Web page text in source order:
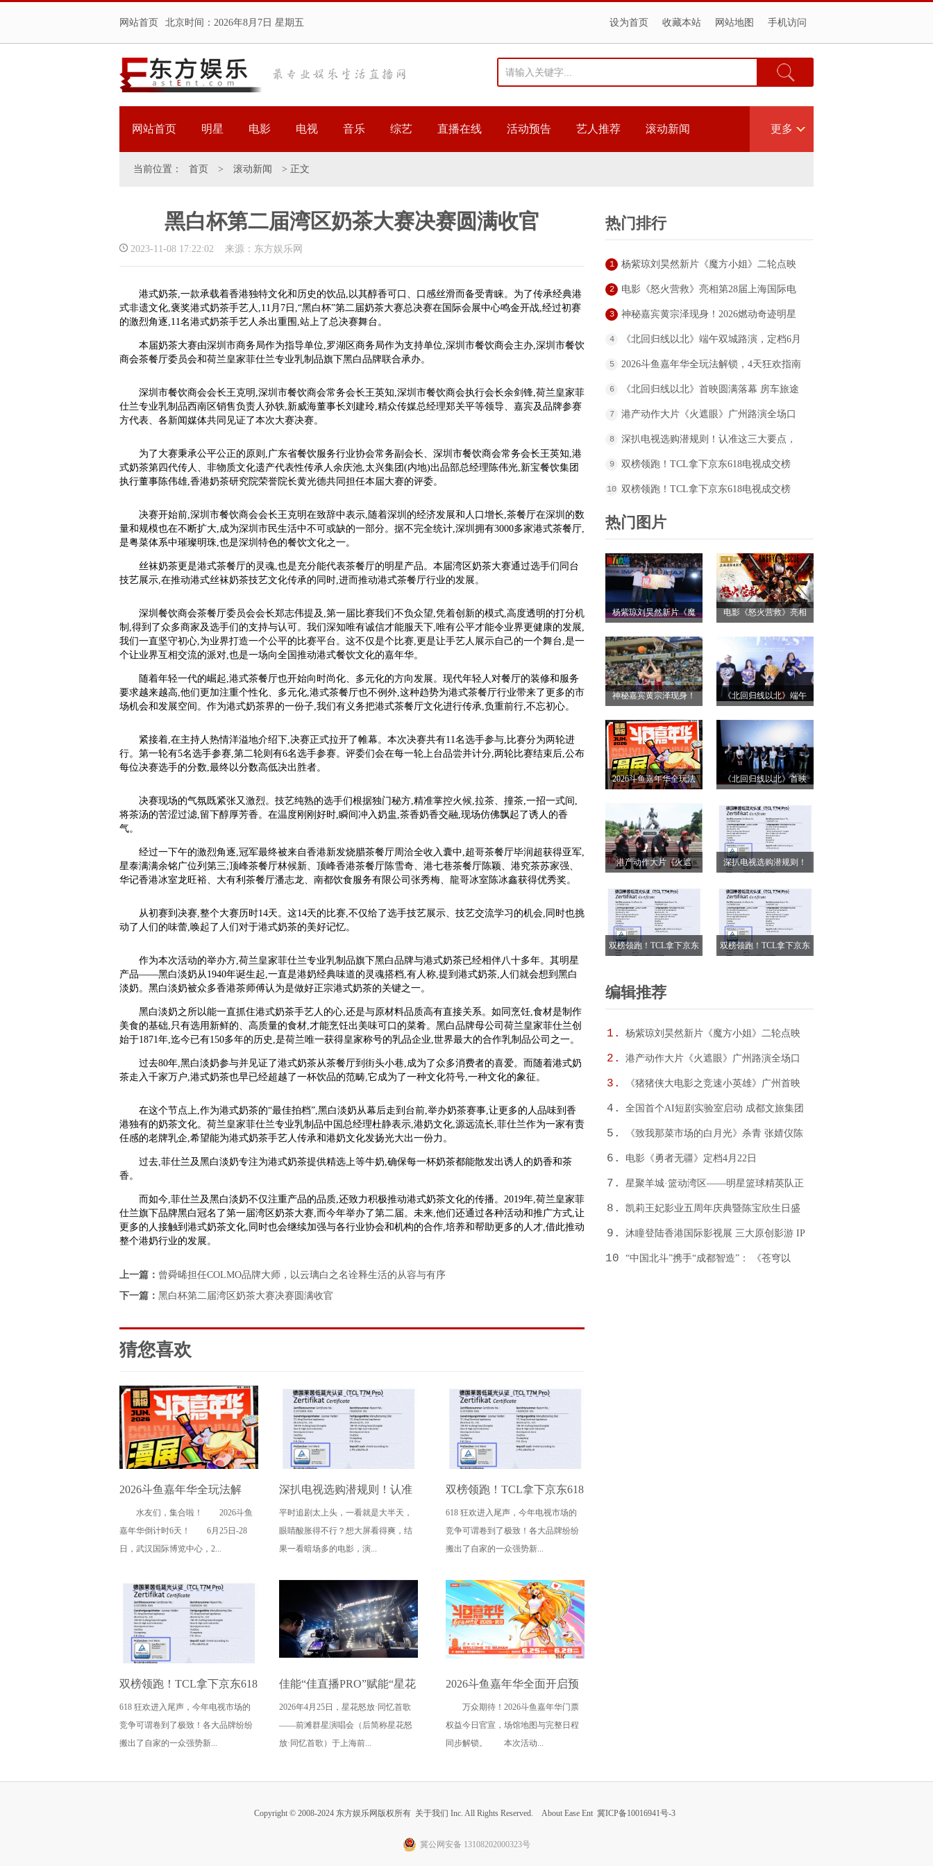
网站首页 北京时间： 2026年8月7日 星期五 设为首页 收藏本站 网站地图 手机访问
网站首页 明星 电影 电视 音乐 综艺 直播在线 活动预告 艺人推荐 滚动新闻 更多
当前位置： 首页 > 滚动新闻 > 正文
黑白杯第二届湾区奶茶大赛决赛圆满收官
2023-11-08 17:22:02 来源：东方娱乐网
港式奶茶,一款承载着香港独特文化和历史的饮品,以其醇香可口、口感丝滑而备受青睐。为了传承经典港
式非遗文化,褒奖港式奶茶手艺人,11月7日,“黑白杯”第二届奶茶大赛总决赛在国际会展中心鸣金开战,经过初赛
的激烈角逐,11名港式奶茶手艺人杀出重围,站上了总决赛舞台。
本届奶茶大赛由深圳市商务局作为指导单位,罗湖区商务局作为支持单位,深圳市餐饮商会主办,深圳市餐饮
商会茶餐厅委员会和荷兰皇家菲仕兰专业乳制品旗下黑白品牌联合承办。
深圳市餐饮商会会长王克明,深圳市餐饮商会常务会长王英知,深圳市餐饮商会执行会长余剑锋,荷兰皇家菲
仕兰专业乳制品西南区销售负责人孙轶,新威海董事长刘建玲,精众传媒总经理郑关平等领导、嘉宾及品牌参赛
方代表、各新闻媒体共同见证了本次大赛决赛。
为了大赛秉承公平公正的原则,广东省餐饮服务行业协会常务副会长、深圳市餐饮商会常务会长王英知,港
式奶茶第四代传人、非物质文化遗产代表性传承人余庆池,太兴集团(内地)出品部总经理陈伟光,新宝餐饮集团
执行董事陈伟雄,香港奶茶研究院荣誉院长黄光德共同担任本届大赛的评委。
决赛开始前,深圳市餐饮商会会长王克明在致辞中表示,随着深圳的经济发展和人口增长,茶餐厅在深圳的数
量和规模也在不断扩大,成为深圳市民生活中不可或缺的一部分。据不完全统计,深圳拥有3000多家港式茶餐厅,
是粤菜体系中璀璨明珠,也是深圳特色的餐饮文化之一。
丝袜奶茶更是港式茶餐厅的灵魂,也是充分能代表茶餐厅的明星产品。本届湾区奶茶大赛通过选手们同台
技艺展示,在推动港式丝袜奶茶技艺文化传承的同时,进而推动港式茶餐厅行业的发展。
深圳餐饮商会茶餐厅委员会会长郑志伟提及,第一届比赛我们不负众望,凭着创新的模式,高度透明的打分机
制,得到了众多商家及选手们的支持与认可。我们深知唯有诚信才能服天下,唯有公平才能令业界更健康的发展,
我们一直坚守初心,为业界打造一个公平的比赛平台。这不仅是个比赛,更是让手艺人展示自己的一个舞台,是一
个让业界互相交流的派对,也是一场向全国推动港式餐饮文化的嘉年华。
随着年轻一代的崛起,港式茶餐厅也开始向时尚化、多元化的方向发展。现代年轻人对餐厅的装修和服务
要求越来越高,他们更加注重个性化、多元化,港式茶餐厅也不例外,这种趋势为港式茶餐厅行业带来了更多的市
场机会和发展空间。作为港式奶茶界的一份子,我们有义务把港式茶餐厅文化进行传承,负重前行,不忘初心。
紧接着,在主持人热情洋溢地介绍下,决赛正式拉开了帷幕。本次决赛共有11名选手参与,比赛分为两轮进
行。第一轮有5名选手参赛,第二轮则有6名选手参赛。评委们会在每一轮上台品尝并计分,两轮比赛结束后,公布
每位决赛选手的分数,最终以分数高低决出胜者。
决赛现场的气氛既紧张又激烈。技艺纯熟的选手们根据独门秘方,精准掌控火候,拉茶、撞茶,一招一式间,
将茶汤的苦涩过滤,留下醇厚芳香。在温度刚刚好时,瞬间冲入奶盅,茶香奶香交融,现场仿佛飘起了诱人的香
气。
经过一下午的激烈角逐,冠军最终被来自香港新发烧腊茶餐厅周洽全收入囊中,超哥茶餐厅毕润超获得亚军,
星泰满满余铭广位列第三;顶峰茶餐厅林候新、顶峰香港茶餐厅陈雪奇、港七巷茶餐厅陈颖、港究茶苏家强、
华记香港冰室龙旺裕、大有利茶餐厅潘志龙、南都饮食服务有限公司张秀梅、龍哥冰室陈冰鑫获得优秀奖。
从初赛到决赛,整个大赛历时14天。这14天的比赛,不仅给了选手技艺展示、技艺交流学习的机会,同时也挑
动了人们的味蕾,唤起了人们对于港式奶茶的美好记忆。
作为本次活动的举办方,荷兰皇家菲仕兰专业乳制品旗下黑白品牌与港式奶茶已经相伴八十多年。其明星
产品——黑白淡奶从1940年诞生起,一直是港奶经典味道的灵魂搭档,有人称,提到港式奶茶,人们就会想到黑白
淡奶。黑白淡奶被众多香港茶师傅认为是做好正宗港式奶茶的关键之一。
黑白淡奶之所以能一直抓住港式奶茶手艺人的心,还是与原材料品质高有直接关系。如同烹饪,食材是制作
美食的基础,只有选用新鲜的、高质量的食材,才能烹饪出美味可口的菜肴。黑白品牌母公司荷兰皇家菲仕兰创
始于1871年,迄今已有150多年的历史,是荷兰唯一获得皇家称号的乳品企业,世界最大的合作乳制品公司之一。
过去80年,黑白淡奶参与并见证了港式奶茶从茶餐厅到街头小巷,成为了众多消费者的喜爱。而随着港式奶
茶走入千家万户,港式奶茶也早已经超越了一杯饮品的范畴,它成为了一种文化符号,一种文化的象征。
在这个节点上,作为港式奶茶的“最佳拍档”,黑白淡奶从幕后走到台前,举办奶茶赛事,让更多的人品味到香
港独有的奶茶文化。荷兰皇家菲仕兰专业乳制品中国总经理杜静表示,港奶文化,源远流长,菲仕兰作为一家有责
任感的老牌乳企,希望能为港式奶茶手艺人传承和港奶文化发扬光大出一份力。
过去,菲仕兰及黑白淡奶专注为港式奶茶提供精选上等牛奶,确保每一杯奶茶都能散发出诱人的奶香和茶
香。
而如今,菲仕兰及黑白淡奶不仅注重产品的品质,还致力积极推动港式奶茶文化的传播。2019年,荷兰皇家菲
仕兰旗下品牌黑白冠名了第一届湾区奶茶大赛,而今年举办了第二届。未来,他们还通过各种活动和推广方式,让
更多的人接触到港式奶茶文化,同时也会继续加强与各行业协会和机构的合作,培养和帮助更多的人才,借此推动
整个港奶行业的发展。
上一篇： 曾舜晞担任COLMO品牌大师，以云璃白之名诠释生活的从容与有序
下一篇： 黑白杯第二届湾区奶茶大赛决赛圆满收官
猜您喜欢
2026斗鱼嘉年华全玩法解
锁，4天狂欢指南请收好
水友们，集合啦！ 2026斗鱼
嘉年华倒计时6天！ 6月25日-28
日，武汉国际博览中心，2...
深扒电视选购潜规则！认准
这三大要点，再也不被坑
平时追剧太上头，一看就是大半天，
眼睛酸胀得不行？想大屏看得爽，结
果一看暗场多的电影，演...
双榜领跑！TCL拿下京东618
电视成交榜TOP1，T7M Pro
登顶抖音单品榜
618 狂欢进入尾声，今年电视市场的
竞争可谓卷到了极致！各大品牌纷纷
搬出了自家的一众强势新...
双榜领跑！TCL拿下京东618
电视成交榜TOP1，T7M Pro
登顶抖音单品榜
618 狂欢进入尾声，今年电视市场的
竞争可谓卷到了极致！各大品牌纷纷
搬出了自家的一众强势新...
佳能“佳直播PRO”赋能“星花
怒放·同忆首歌” 用电影质感
传递视听艺术表达
2026年4月25日，星花怒放·同忆首歌
——前滩群星演唱会（后简称星花怒
放·同忆首歌）于上海前...
2026斗鱼嘉年华全面开启预
售 夏日电竞音乐狂欢落地武
汉
万众期待！2026斗鱼嘉年华门票
权益今日官宣，场馆地图与完整日程
同步解锁。 本次活动...
热门排行
1
杨紫琼刘昊然新片《魔方小姐》二轮点映
高燃开启 打破年龄偏见重塑无限可能
2
电影《怒火营救》亮相第28届上海国际电
影节！导演王清亭、功夫女星母其弥雅红
3
神秘嘉宾黄宗泽现身！2026燃动奇迹明星
篮球赛点燃“全民迎省运”热潮
4
《北回归线以北》端午双城路演，定档6月
26日奔赴山海
5
2026斗鱼嘉年华全玩法解锁，4天狂欢指南
请收好
6
《北回归线以北》首映圆满落幕 房车旅途
解锁人生百态
7
港产动作大片《火遮眼》广州路演全场口
碑爆棚
8
深扒电视选购潜规则！认准这三大要点，
再也不被坑
9
双榜领跑！TCL拿下京东618电视成交榜
TOP1，T7M Pro登顶抖音单品榜
10 双榜领跑！TCL拿下京东618电视成交榜
热门图片
杨紫琼刘昊然新片《魔
开启 打破年龄偏见重塑
无限可能
电影《怒火营救》亮相
节！导演王清亭、功夫
女星母其弥雅红毯同台
释硬核动作大片
神秘嘉宾黄宗泽现身！
赛点燃“全民迎省运”热潮
《北回归线以北》端午
2026斗鱼嘉年华全玩法
好
《北回归线以北》首映
人生百态
港产动作大片《火遮
爆棚
深扒电视选购潜规则！
不被坑
双榜领跑！TCL拿下京东
T7M Pro登顶抖音单品榜
双榜领跑！TCL拿下京东
编辑推荐
1.
杨紫琼刘昊然新片《魔方小姐》二轮点映
高燃开启 打破年龄偏见重塑无限可能
2.
港产动作大片《火遮眼》广州路演全场口
碑爆棚
3.
《猪猪侠大电影之竞速小英雄》广州首映
获赞“又燃又暖” 引爆五一期待
4.
全国首个AI短剧实验室启动 成都文旅集团
全面抢滩数字文创新高地
5.
《致我那菜市场的白月光》杀青 张婧仪陈
靖可心向野互成光
6. 电影《勇者无疆》定档4月22日
7.
星聚羊城·篮动湾区——明星篮球精英队正
式成立
8.
凯莉王妃影业五周年庆典暨陈宝欣生日盛
典圆满落幕
9.
沐瞳登陆香港国际影视展 三大原创影游 IP
重磅发布
10.“中国北斗”携手“成都智造”： 《苍穹以
Copyright © 2008-2024 东方娱乐网版权所有 关于我们 Inc. All Rights Reserved. About Ease Ent 冀ICP备10016941号-3
冀公网安备 13108202000323号